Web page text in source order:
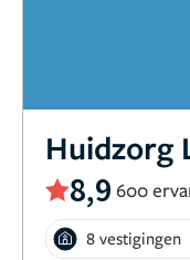
Huidzorg
8,9 600
8 vestigingen